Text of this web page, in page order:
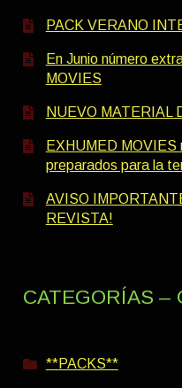
PACK VERANO
En Junio número
MOVIES
NUEVO MATERIAL
EXHUMED
preparados para la
AVISO
REVISTA!
CATEGORÍAS –
**PACKS**